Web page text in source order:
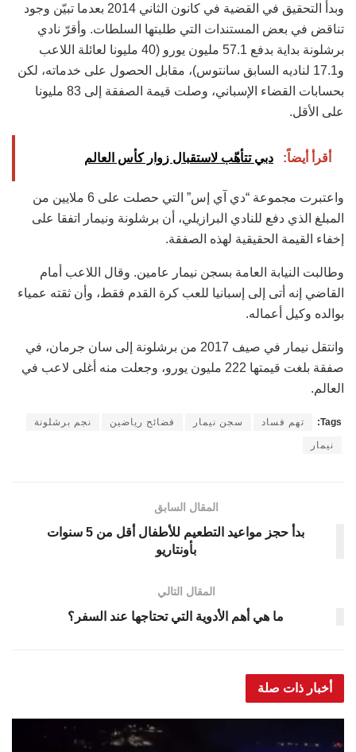
وبدأ التحقيق في القضية في كانون الثاني 2014 بعدما تبيّن وجود
تناقض في بعض المستندات التي طلبتها السلطات. وأقرّ نادي
برشلونة بداية بدفع 57.1 مليون يورو (40 مليونا لعائلة اللاعب
و17.1 لناديه السابق سانتوس)، مقابل الحصول على خدماته، لكن
بحسابات القضاء الإسباني، وصلت قيمة الصفقة إلى 83 مليونا
على الأقل.
أقرأ أيضاً: دبي تتأهّب لاستقبال زوار كأس العالم
واعتبرت مجموعة “دي آي إس” التي حصلت على 6 ملايين من
المبلغ الذي دفع للنادي البرازيلي، أن برشلونة ونيمار اتفقا على
إخفاء القيمة الحقيقية لهذه الصفقة.
وطالبت النيابة العامة بسجن نيمار عامين. وقال اللاعب أمام
القاضي إنه أتى إلى إسبانيا للعب كرة القدم فقط، وأن ثقته عمياء
بوالده وكيل أعماله.
وانتقل نيمار في صيف 2017 من برشلونة إلى سان جرمان، في
صفقة بلغت قيمتها 222 مليون يورو، وجعلت منه أغلى لاعب في
العالم.
Tags: تهم فساد سجن نيمار فضائح رياضين نجم برشلونة
نيمار
المقال السابق
بدأ حجز مواعيد التطعيم للأطفال أقل من 5 سنوات
بأونتاريو
المقال التالي
ما هي أهم الأدوية التي تحتاجها عند السفر؟
أخبار ذات صلة